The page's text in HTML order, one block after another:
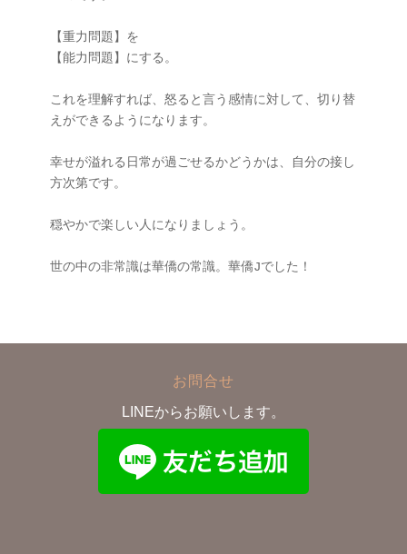
【重力問題】を
【能力問題】にする。
これを理解すれば、怒ると言う感情に対して、切り替
えができるようになります。
幸せが溢れる日常が過ごせるかどうかは、自分の接し
方次第です。
穏やかで楽しい人になりましょう。
お問合せ
LINEからお願いします。